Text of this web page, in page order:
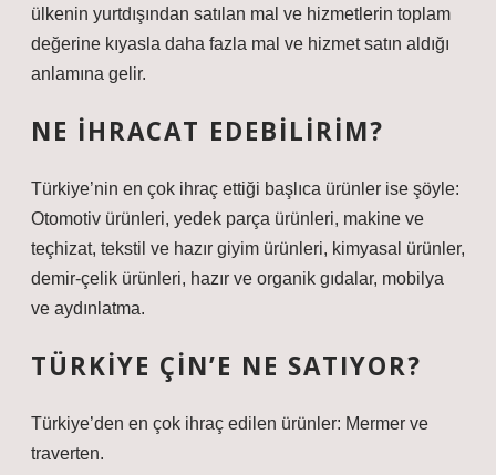
ülkenin yurtdışından satılan mal ve hizmetlerin toplam
değerine kıyasla daha fazla mal ve hizmet satın aldığı
anlamına gelir.
NE IHRACAT EDEBILIRIM?
Türkiye’nin en çok ihraç ettiği başlıca ürünler ise şöyle:
Otomotiv ürünleri, yedek parça ürünleri, makine ve
teçhizat, tekstil ve hazır giyim ürünleri, kimyasal ürünler,
demir-çelik ürünleri, hazır ve organik gıdalar, mobilya
ve aydınlatma.
TÜRKIYE ÇIN’E NE SATIYOR?
Türkiye’den en çok ihraç edilen ürünler: Mermer ve
traverten.